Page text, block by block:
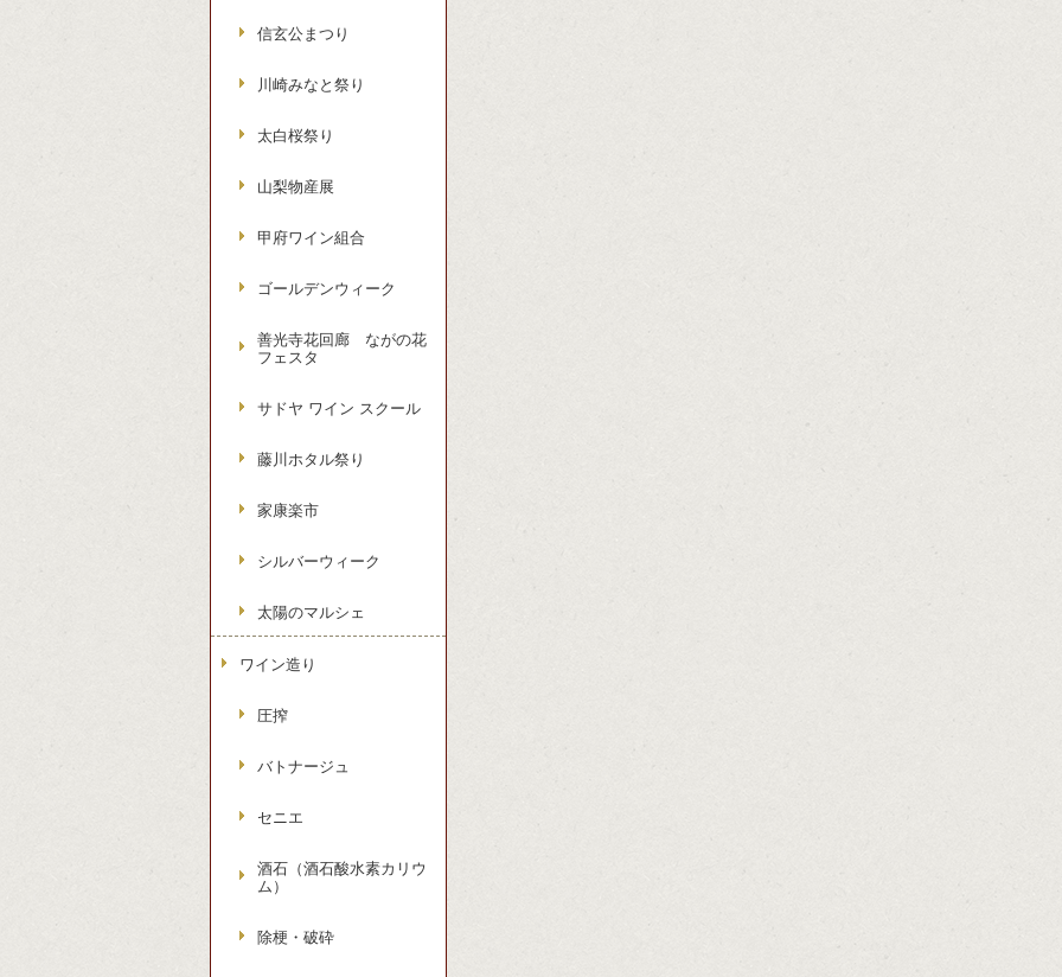
信玄公まつり
川崎みなと祭り
太白桜祭り
山梨物産展
甲府ワイン組合
ゴールデンウィーク
善光寺花回廊 ながの花
フェスタ
サドヤ ワイン スクール
藤川ホタル祭り
家康楽市
シルバーウィーク
太陽のマルシェ
ワイン造り
圧搾
バトナージュ
セニエ
酒石（酒石酸水素カリウ
ム）
除梗・破砕